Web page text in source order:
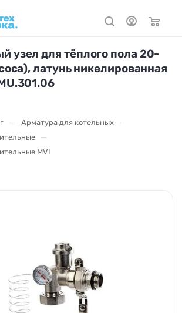
узел для тёплого пола 20-
латунь никелированная
— Арматура для котельных —
—
MVI